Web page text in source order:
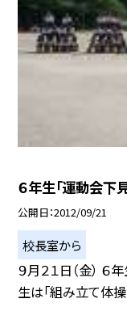
６年生「運動会下見
公開日 2012/09/21
校長室から
９月２１日（金） ６
生は「組み立て体操